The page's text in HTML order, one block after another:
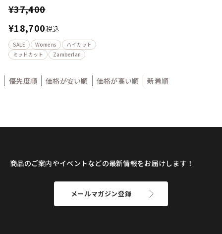
¥37,400
¥18,700税込
SALE Womens
ハイカット
ミッドカット
Zamberlan
優先度順 価格が安い順 価格が高い順 新着順
商品のご案内やイベントなどの最新情報をお届けします！
メールマガジン登録